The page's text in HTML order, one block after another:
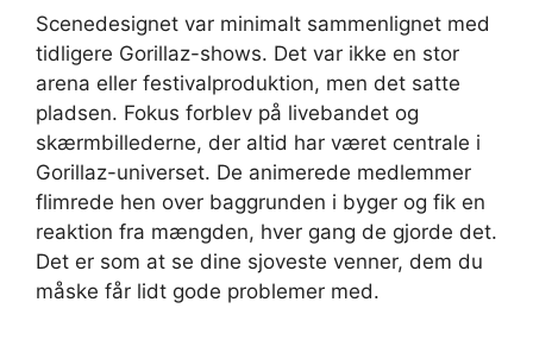
Scenedesignet var minimalt sammenlignet med
tidligere Gorillaz-shows. Det var ikke en stor
arena eller festivalproduktion, men det satte
pladsen. Fokus forblev på livebandet og
skærmbillederne, der altid har været centrale i
Gorillaz-universet. De animerede medlemmer
flimrede hen over baggrunden i byger og fik en
reaktion fra mængden, hver gang de gjorde det.
Det er som at se dine sjoveste venner, dem du
måske får lidt gode problemer med.